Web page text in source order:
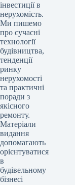
інвестиції в
нерухомість.
Ми пишемо
про сучасні
технології
будівництва,
тенденції
ринку
нерухомості
та практичні
поради з
якісного
ремонту.
Матеріали
видання
допомагають
орієнтуватися
в
будівельному
бізнесі